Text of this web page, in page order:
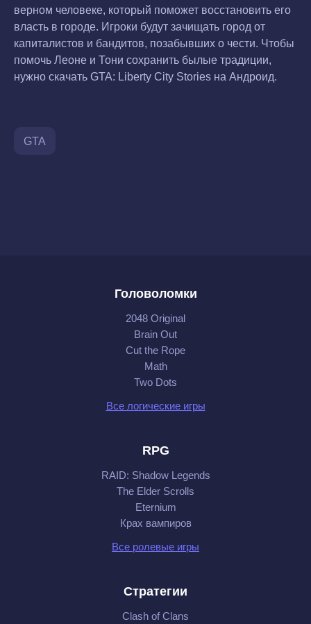
верном человеке, который поможет восстановить его
власть в городе. Игроки будут зачищать город от
капиталистов и бандитов, позабывших о чести. Чтобы
помочь Леоне и Тони сохранить былые традиции,
нужно скачать GTA: Liberty City Stories на Андроид.
GTA
Головоломки
2048 Original
Brain Out
Cut the Rope
Math
Two Dots
Все логические игры
RPG
RAID: Shadow Legends
The Elder Scrolls
Eternium
Крах вампиров
Все ролевые игры
Стратегии
Clash of Clans